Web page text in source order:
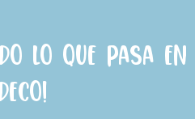
lo que pasa en